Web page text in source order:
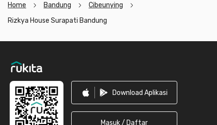
Home Bandung
Cibeunying
Rizkya House Surapati Bandung
Download Aplikasi
Masuk / Daftar